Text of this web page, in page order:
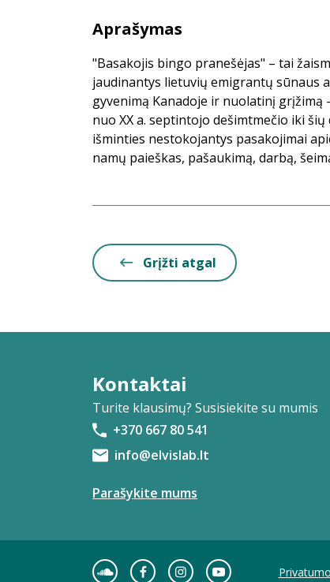
Aprašymas
"Basakojis bingo pranešėjas" – tai
jaudinantys lietuvių emigrantų sūnaus
gyvenimą Kanadoje ir nuolatinį grįžimą
nuo XX a. septintojo dešimtmečio iki
išminties nestokojantys pasakojimai
namų paieškas, pašaukimą, darbą,
Grįžti atgal
Kontaktai
Turite klausimų? Susisiekite su mumis
+370 667 80 541
info@elvislab.lt
Parašykite mums